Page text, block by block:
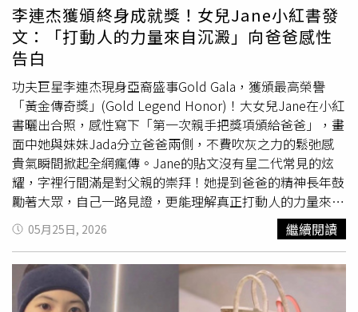
「蒸工夫茶」，並以「茶－用蒸的很工夫」為題深入講解。
陶藝名家吳晟誌以仇英畫中童子爐盞煎茶的畫面對照他燒造
的烹蒸爐盞。（圖／吳德亮攝影）唐文菁表示蒸工夫先要學
的是蒸的「分寸」：何時要蒸，何時要乾蒸，何時要濕蒸，
以及蒸製的時間。全在於感官的不斷練習，不斷記憶，靜觀
內在的清淨，用身體由內向外去承接茶、接納茶、感受茶。
接著要學會「控制」：控制得當，可以激發茶性約八～九
成，控制也是學習的一項，何時該放該收，都要由感受決
定，一支茶一定有最適合品飲、帶給身體舒適的濃淡與滋
味，唯有放下五官的享樂，真正靜心，觀自在，才可知曉茶
湯的語言吧？「春秋茶藝」專業泡茶師以烹蒸爐盞司茶分
享。（圖／吳德亮攝影）「春秋茶藝」專業泡茶師以烹蒸爐
盞司茶分享。（圖／吳德亮攝影）演講最後她更以「蒸工夫
是入門法也是日常修煉法，內在清淨了，外觀也就自在了。
可以說是一種與身體交流的儀式。」作為結論，並帶領「春
秋茶藝」六位專業泡茶師司茶，以2025年木柵鐵觀音頭等
你的物質享福運勢攀上巔峰。故事感發生在某個陽光剛好的
午後，當你翻閱財經資訊、或是與朋友閒聊理財話題時，那
些原本讓你感到枯燥的波動資料，在海王星的直覺點化下，
會突然在你腦海中理出一條無無比清晰的財富邏輯。如果手
頭上有長期關注、卻始終不敢出手的理財標的或基金，今日
就是你順應直覺、適度進場佈局的絕佳黃金窗口。你不需要
大張旗鼓地投機博弈，憑藉這份「慧眼獨具」的精准嗅覺，
財富的水位將會在輕鬆愉悅的氛圍中悄悄滿溢。◎民俗說法
僅供參考，不代表本新聞網立場
雙頰的飽滿度直接補滿，更徹底抹去了熟齡肌最怕的疲憊
感。（圖／取自安達祐實IG）從當年的傳奇童星一路走來，
如今身兼演員與服飾品牌主理人，安達祐實在私服中展現的
審美，其實就是她生活態度的延伸，看著她一會兒穿著休閒
棉T搞怪，一會兒又在私服中換上細肩帶洋裝展現優雅，那
種不被年齡數字給框住的靈動眼神，才是她最頂級的保養
品。只要懂得展現自己的優勢，44歲照樣能活出18歲高中
生那種讓人羨慕的頂級嫩感！（圖／取自安達祐實IG）
李連杰獲頒終身成就獎！女兒Jane小紅書發
文：「打動人的力量來自沉澱」向爸爸感性
告白
功夫巨星李連杰現身亞裔盛事Gold Gala，獲頒最高榮譽
「黃金傳奇獎」(Gold Legend Honor)！大女兒Jane在小紅
書曬出合照，感性寫下「第一次親手把獎項頒給爸爸」，畫
面中她與妹妹Jada分立爸爸兩側，不費吹灰之力的鬆弛感
貴氣瞬間掀起全網瘋傳。Jane的貼文沒有星二代常見的炫
耀，字裡行間滿是對父親的崇拜！她提到爸爸的精神長年鼓
勵著大眾，自己一路見證，更能理解真正打動人的力量來自
長期沉澱。這種不矯情的真誠敘事，精準擊中當下網路受眾
最欣賞的內核穩定，也讓大家看到巨星家庭在名利場之外的
柔軟傳承。（圖／翻攝自Jane小紅書）這場盛會也曝光了
姊妹倆的頂級
，完美示範不靠濃妝、全憑原生感取勝的
精緻高智感。大女兒Jane身穿淺調青瓷綠的刺繡抹胸禮
05月25日, 2026 繼續閱讀